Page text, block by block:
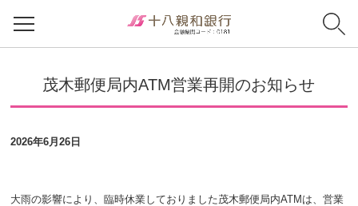
茂木郵便局内ATM営業再開のお知らせ
2026年6月26日
大雨の影響により、臨時休業しておりました茂木郵便局内ATMは、営業